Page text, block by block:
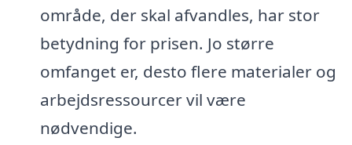
område, der skal afvandles, har stor
betydning for prisen. Jo større
omfanget er, desto flere materialer og
arbejdsressourcer vil være
nødvendige.